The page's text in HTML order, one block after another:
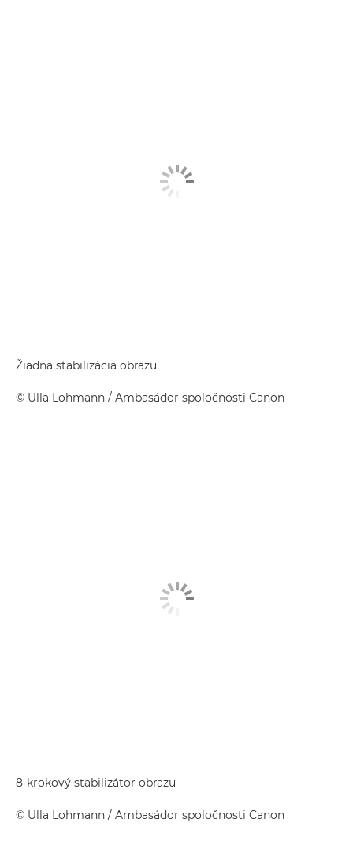
Žiadna stabilizácia obrazu
© Ulla Lohmann / Ambasádor spoločnosti Canon
8-krokový stabilizátor obrazu
© Ulla Lohmann / Ambasádor spoločnosti Canon